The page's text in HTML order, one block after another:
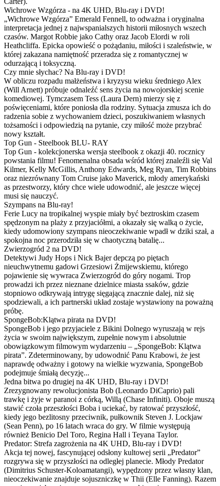
Wichrowe Wzgórza - na 4K UHD, Blu-ray i DVD!
„Wichrowe Wzgórza” Emerald Fennell, to odważna i oryginalna
interpretacja jednej z najwspanialszych historii miłosnych wszech
czasów. Margot Robbie jako Cathy oraz Jacob Elordi w roli
Heathcliffa. Epicka opowieść o pożądaniu, miłości i szaleństwie, w
której zakazana namiętność przeradza się z romantycznej w
odurzającą i toksyczną.
Czy mnie słychac? Na Blu-ray i DVD!
W obliczu rozpadu małżeństwa i kryzysu wieku średniego Alex
(Will Arnett) próbuje odnaleźć sens życia na nowojorskiej scenie
komediowej. Tymczasem Tess (Laura Dern) mierzy się z
poświęceniami, które poniosła dla rodziny. Sytuacja zmusza ich do
radzenia sobie z wychowaniem dzieci, poszukiwaniem własnych
tożsamości i odpowiedzią na pytanie, czy miłość może przybrać
nowy kształt.
Top Gun - Steelbook BLU- RAY
Top Gun - kolekcjonerska wersja steelbook z okazji 40. rocznicy
powstania filmu! Fenomenalna obsada wśród której znaleźli się Val
Kilmer, Kelly McGillis, Anthony Edwards, Meg Ryan, Tim Robbins
oraz niezrównany Tom Cruise jako Maverick, młody amerykański
as przestworzy, który chce wiele udowodnić, ale jeszcze więcej
musi się nauczyć.
Szympans na Blu-ray!
Ferie Lucy na tropikalnej wyspie miały być beztroskim czasem
spędzonym na plaży z przyjaciółmi, a okazały się walką o życie,
kiedy udomowiony szympans nieoczekiwanie wpadł w dziki szał, a
spokojna noc przerodziła się w chaotyczną batalię...
Zwierzogród 2 na DVD!
Detektywi Judy Hops i Nick Bajer depczą po piętach
nieuchwytnemu gadowi Grzesiowi Żmijewskiemu, którego
pojawienie się wywraca Zwierzogród do góry nogami. Trop
prowadzi ich przez nieznane dzielnice miasta ssaków, gdzie
stopniowo odkrywają intrygę sięgającą znacznie dalej, niż się
spodziewali, a ich partnerski układ zostaje wystawiony na poważną
próbę.
SpongeBob:Klątwa pirata na DVD!
SpongeBob i jego przyjaciele z Bikini Dolnego wyruszają w rejs
życia w swoim największym, zupełnie nowym i absolutnie
obowiązkowym filmowym wydarzeniu – „SpongeBob: Klątwa
pirata”. Zdeterminowany, by udowodnić Panu Krabowi, że jest
naprawdę odważny i gotowy na wielkie wyzwania, SpongeBob
podejmuje śmiałą decyzję...
Jedna bitwa po drugiej na 4K UHD, Blu-ray i DVD!
Zrezygnowany rewolucjonista Bob (Leonardo DiCaprio) pali
trawkę i żyje w paranoi z córką, Willą (Chase Infiniti). Oboje muszą
stawić czoła przeszłości Boba i uciekać, by ratować przyszłość,
kiedy jego bezlitosny przeciwnik, pułkownik Steven J. Lockjaw
(Sean Penn), po 16 latach wraca do gry. W filmie występują
również Benicio Del Toro, Regina Hall i Teyana Taylor.
Predator: Strefa zagrożenia na 4K UHD, Blu-ray i DVD!
Akcja tej nowej, fascynującej odsłony kultowej serii „Predator”
rozgrywa się w przyszłości na odległej planecie. Młody Predator
(Dimitrius Schuster-Koloamatangi), wypędzony przez własny klan,
nieoczekiwanie znajduje sojuszniczkę w Thii (Elle Fanning). Razem